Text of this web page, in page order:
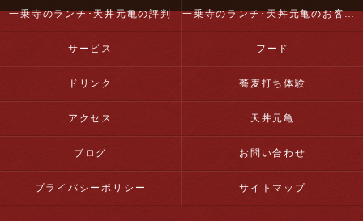
一乗寺のランチ･天丼元亀の評判 一乗寺のランチ･天丼元亀のお客様の声
サービス フード
ドリンク 蕎麦打ち体験
アクセス 天丼元亀
ブログ お問い合わせ
プライバシーポリシー サイトマップ